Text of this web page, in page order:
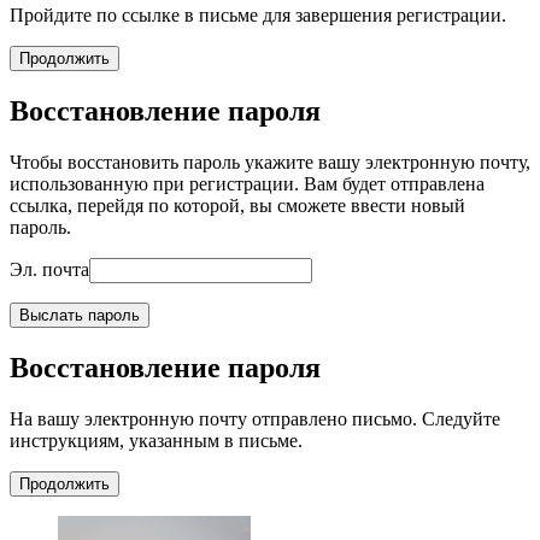
Пройдите по ссылке в письме для завершения регистрации.
Продолжить
Восстановление пароля
Чтобы восстановить пароль укажите вашу электронную почту,
использованную при регистрации. Вам будет отправлена
ссылка, перейдя по которой, вы сможете ввести новый
пароль.
Эл. почта
Выслать пароль
Восстановление пароля
На вашу электронную почту отправлено письмо. Следуйте
инструкциям, указанным в письме.
Продолжить